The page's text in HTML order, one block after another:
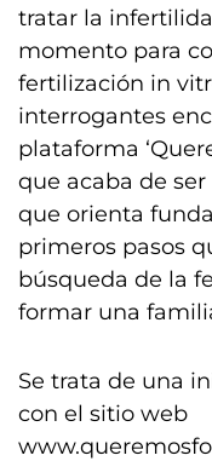
tratar la
momento para
fertilización in
interrogantes
plataforma
que acaba de
que orienta
primeros pasos
búsqueda de la
formar una
Se trata de una
con el sitio web